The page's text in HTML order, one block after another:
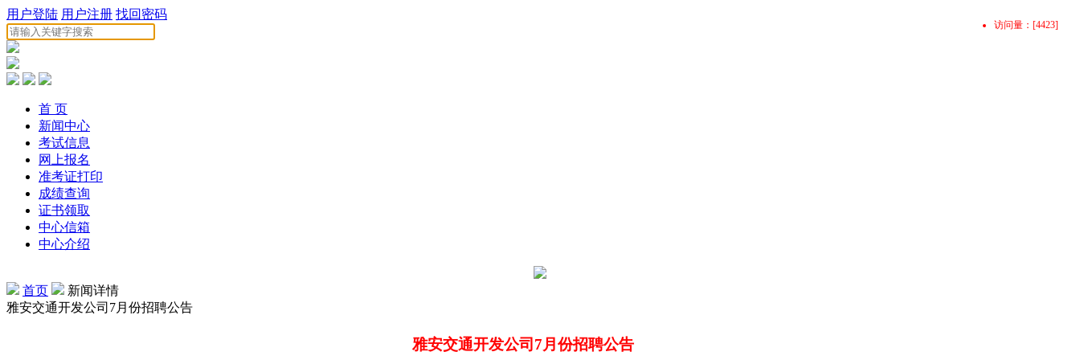
用户登陆 用户注册 找回密码
首 页
新闻中心
考试信息
网上报名
准考证打印
成绩查询
证书领取
中心信箱
中心介绍
首页
新闻详情
雅安交通开发公司7月份招聘公告
雅安交通开发公司7月份招聘公告
访问量： [4423]